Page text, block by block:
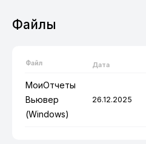
Файлы
Файл Дата
МоиОтчеты
Вьювер
(Windows)
26.12.2025